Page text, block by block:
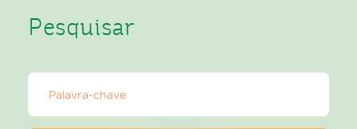
Pesquisar